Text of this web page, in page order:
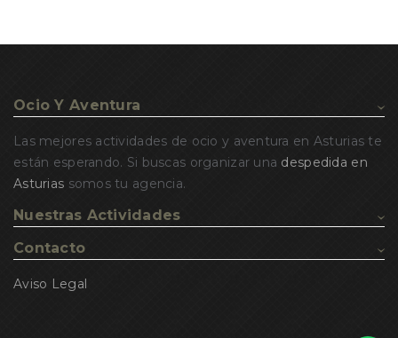
Ocio Y Aventura
Las mejores actividades de ocio y aventura en Asturias te
están esperando. Si buscas organizar una despedida en
Asturias somos tu agencia.
Nuestras Actividades
Contacto
Aviso Legal